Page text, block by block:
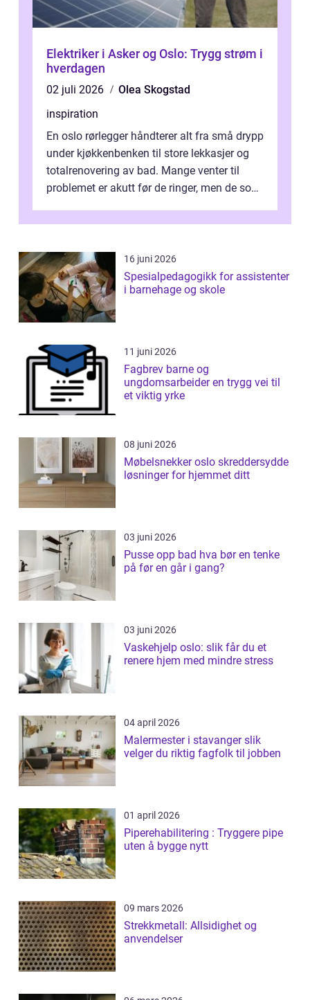
Elektriker i Asker og Oslo: Trygg strøm i
hverdagen
02 juli 2026
Olea Skogstad
inspiration
En oslo rørlegger håndterer alt fra små drypp
under kjøkkenbenken til store lekkasjer og
totalrenovering av bad. Mange venter til
problemet er akutt før de ringer, men de som
16 juni 2026
Spesialpedagogikk for assistenter
i barnehage og skole
11 juni 2026
Fagbrev barne og
ungdomsarbeider en trygg vei til
et viktig yrke
08 juni 2026
Møbelsnekker oslo skreddersydde
løsninger for hjemmet ditt
03 juni 2026
Pusse opp bad hva bør en tenke
på før en går i gang?
03 juni 2026
Vaskehjelp oslo: slik får du et
renere hjem med mindre stress
04 april 2026
Malermester i stavanger slik
velger du riktig fagfolk til jobben
01 april 2026
Piperehabilitering : Tryggere pipe
uten å bygge nytt
09 mars 2026
Strekkmetall: Allsidighet og
anvendelser